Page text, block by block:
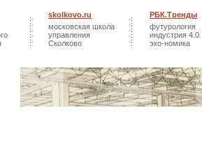
skolkovo.ru
московская школа
управления
Сколково
РБК.Тренды
футурология
индустрия 4.0
эко-номика